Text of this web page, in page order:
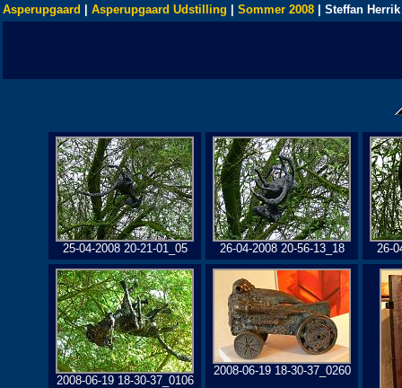
Asperupgaard Asperupgaard Udstilling Sommer 2008 | Steffan Herrik
25-04-2008 20-21-01_05 26-04-2008 20-56-13_18 26-
2008-06-19 18-30-37_0106
2008-06-19 18-30-37_0260